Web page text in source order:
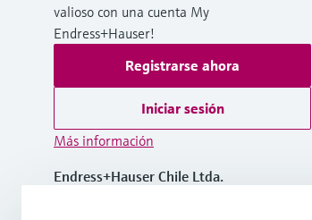
valioso con una cuenta My
Endress+Hauser!
Registrarse ahora
Iniciar sesión
Más información
Endress+Hauser Chile Ltda.